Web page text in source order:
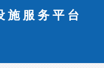
施服务平台